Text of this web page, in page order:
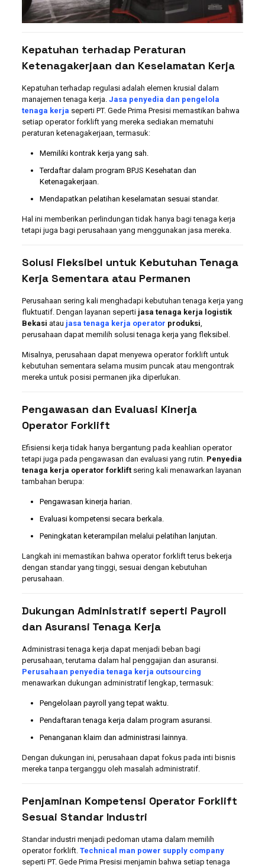
Kepatuhan terhadap Peraturan
Ketenagakerjaan dan Keselamatan Kerja
Kepatuhan terhadap regulasi adalah elemen krusial dalam
manajemen tenaga kerja. Jasa penyedia dan pengelola
tenaga kerja seperti PT. Gede Prima Presisi memastikan bahwa
setiap operator forklift yang mereka sediakan mematuhi
peraturan ketenagakerjaan, termasuk:
Memiliki kontrak kerja yang sah.
Terdaftar dalam program BPJS Kesehatan dan
Ketenagakerjaan.
Mendapatkan pelatihan keselamatan sesuai standar.
Hal ini memberikan perlindungan tidak hanya bagi tenaga kerja
tetapi juga bagi perusahaan yang menggunakan jasa mereka.
Solusi Fleksibel untuk Kebutuhan Tenaga
Kerja Sementara atau Permanen
Perusahaan sering kali menghadapi kebutuhan tenaga kerja yang
fluktuatif. Dengan layanan seperti jasa tenaga kerja logistik
Bekasi atau jasa tenaga kerja operator produksi,
perusahaan dapat memilih solusi tenaga kerja yang fleksibel.
Misalnya, perusahaan dapat menyewa operator forklift untuk
kebutuhan sementara selama musim puncak atau mengontrak
mereka untuk posisi permanen jika diperlukan.
Pengawasan dan Evaluasi Kinerja
Operator Forklift
Efisiensi kerja tidak hanya bergantung pada keahlian operator
tetapi juga pada pengawasan dan evaluasi yang rutin. Penyedia
tenaga kerja operator forkliftsering kali menawarkan layanan
tambahan berupa:
Pengawasan kinerja harian.
Evaluasi kompetensi secara berkala.
Peningkatan keterampilan melalui pelatihan lanjutan.
Langkah ini memastikan bahwa operator forklift terus bekerja
dengan standar yang tinggi, sesuai dengan kebutuhan
perusahaan.
Dukungan Administratif seperti Payroll
dan Asuransi Tenaga Kerja
Administrasi tenaga kerja dapat menjadi beban bagi
perusahaan, terutama dalam hal penggajian dan asuransi.
Perusahaan penyedia tenaga kerja outsourcing
menawarkan dukungan administratif lengkap, termasuk:
Pengelolaan payroll yang tepat waktu.
Pendaftaran tenaga kerja dalam program asuransi.
Penanganan klaim dan administrasi lainnya.
Dengan dukungan ini, perusahaan dapat fokus pada inti bisnis
mereka tanpa terganggu oleh masalah administratif.
Penjaminan Kompetensi Operator Forklift
Sesuai Standar Industri
Standar industri menjadi pedoman utama dalam memilih
operator forklift. Technical man power supply company
seperti PT. Gede Prima Presisi menjamin bahwa setiap tenaga